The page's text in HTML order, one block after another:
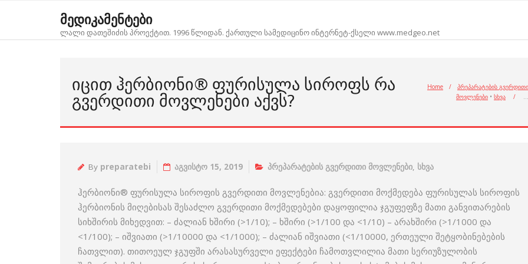
მედიკამენტები
ლალი დათეშიძის პროექტით. 1996 წლიდან. ქართული სამედიცინო ინტერნეტ-ქსელი www.medgeo.net
ᲘᲪᲘᲗ ᲰᲔᲠᲑᲘᲝᲜᲘ® ᲤᲣᲠᲘᲡᲣᲚᲐ ᲡᲘᲠᲝᲤᲡ ᲠᲐ
ᲒᲕᲔᲠᲓᲘᲗᲘ ᲛᲝᲕᲚᲔᲜᲔᲑᲘ ᲐᲥᲕᲡ?
Home /
პრეპარატების გვერდითი
მოვლენები • სხვა / …
By preparatebi აგვისტო 15, 2019 პრეპარატების გვერდითი მოვლენები, სხვა
ჰერბიონი® ფურისულა სიროფის გვერდითი მოვლენებია: გვერდითი მოქმედება ფურისულას სიროფის
ჰერბიონის მიღებისას შესაძლო გვერდითი მოქმედებები დაყოფილია ჯგუფეფზე მათი განვითარების
სიხშირის მიხედვით: – ძალიან ხშირი (>1/10); – ხშირი (>1/100 და <1/10) – არახშირი (>1/1000 და
<1/100); – იშვიათი (>1/10000 და <1/1000); – ძალიან იშვიათი (<1/10000, ერთეული შეტყობინებების
ჩათვლით). თითოეულ ჯგუფში არასასურველი ეფექტები ჩამოთვლილია მათი სერიუზულობის